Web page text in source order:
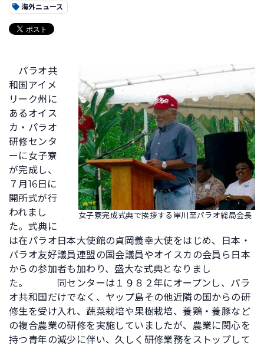
海外ニュース
女子寮完成式典で挨拶する岸川至パラオ総局会長
パラオ共
和国アイメ
リーク州に
あるオイス
カ・パラオ
研修センタ
ーに女子寮
が完成し、
７月16日に
開所式が行
われまし
た。式典に
は在パラオ日本大使館の貞岡義幸大使をはじめ、日本・
パラオ友好議員連盟の国会議員やオイスカの会員ら日本
からの参加者も加わり、盛大な式典となりまし
た。
同センターは１９８２年にオープンし、パラ
オ共和国だけでなく、ヤップ島その他近隣の国からの研
修生を受け入れ、蔬菜栽培や果樹栽培、養鶏・養豚など
の複合農業の研修を実施していましたが、農業に関心を
持つ青年の減少に伴い、久しく研修業務をストップして